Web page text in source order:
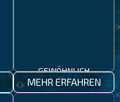
MEHR ERFAHREN